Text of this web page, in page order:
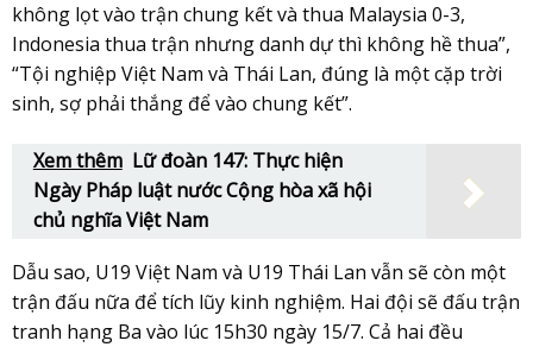
không lọt vào trận chung kết và thua Malaysia 0-3,
Indonesia thua trận nhưng danh dự thì không hề thua”,
“Tội nghiệp Việt Nam và Thái Lan, đúng là một cặp trời
sinh, sợ phải thắng để vào chung kết”.
Xem thêm Lữ đoàn 147: Thực hiện
Ngày Pháp luật nước Cộng hòa xã hội
chủ nghĩa Việt Nam
Dẫu sao, U19 Việt Nam và U19 Thái Lan vẫn sẽ còn một
trận đấu nữa để tích lũy kinh nghiệm. Hai đội sẽ đấu trận
tranh hạng Ba vào lúc 15h30 ngày 15/7. Cả hai đều